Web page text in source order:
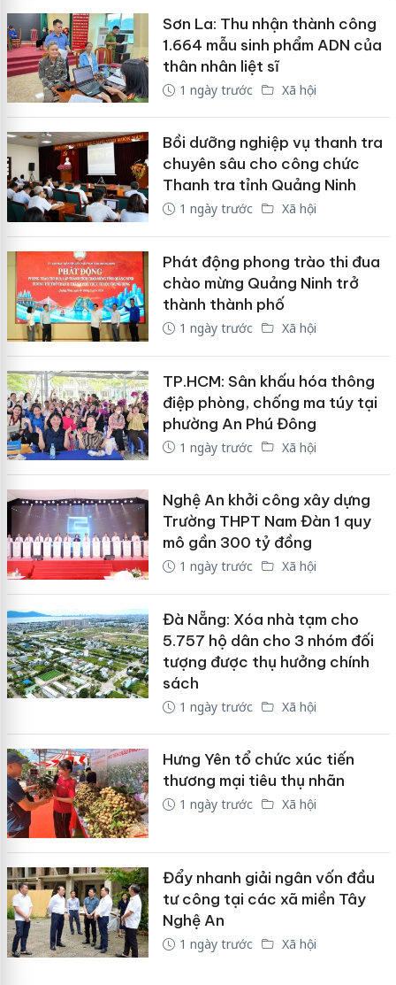
Sơn La: Thu nhận thành công
1.664 mẫu sinh phẩm ADN của
thân nhân liệt sĩ
1 ngày trước Xã hội
Bồi dưỡng nghiệp vụ thanh tra
chuyên sâu cho công chức
Thanh tra tỉnh Quảng Ninh
1 ngày trước Xã hội
Phát động phong trào thi đua
chào mừng Quảng Ninh trở
thành thành phố
1 ngày trước Xã hội
TP.HCM: Sân khấu hóa thông
điệp phòng, chống ma túy tại
phường An Phú Đông
1 ngày trước Xã hội
Nghệ An khởi công xây dựng
Trường THPT Nam Đàn 1 quy
mô gần 300 tỷ đồng
1 ngày trước Xã hội
Đà Nẵng: Xóa nhà tạm cho
5.757 hộ dân cho 3 nhóm đối
tượng được thụ hưởng chính
sách
1 ngày trước Xã hội
Hưng Yên tổ chức xúc tiến
thương mại tiêu thụ nhãn
1 ngày trước Xã hội
Đẩy nhanh giải ngân vốn đầu
tư công tại các xã miền Tây
Nghệ An
1 ngày trước Xã hội